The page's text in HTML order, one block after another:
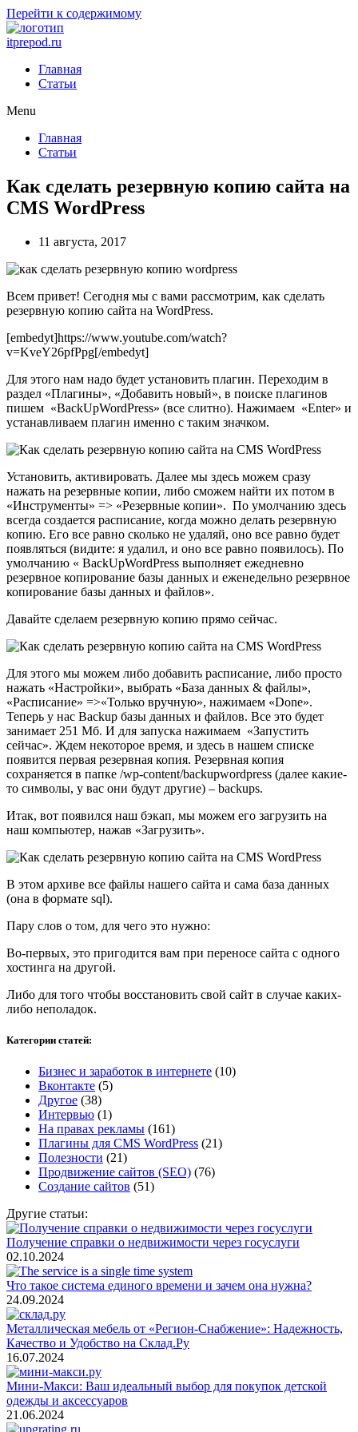
Перейти к содержимому
itprepod.ru
Главная
Статьи
Menu
Главная
Статьи
Как сделать резервную копию сайта на
CMS WordPress
11 августа, 2017
Всем привет! Сегодня мы с вами рассмотрим, как сделать
резервную копию сайта на WordPress.
[embedyt]https://www.youtube.com/watch?
v=KveY26pfPpg[/embedyt]
Для этого нам надо будет установить плагин. Переходим в
раздел «Плагины», «Добавить новый», в поиске плагинов
пишем «BackUpWordPress» (все слитно). Нажимаем «Enter» и
устанавливаем плагин именно с таким значком.
Установить, активировать. Далее мы здесь можем сразу
нажать на резервные копии, либо сможем найти их потом в
«Инструменты» => «Резервные копии». По умолчанию здесь
всегда создается расписание, когда можно делать резервную
копию. Его все равно сколько не удаляй, оно все равно будет
появляться (видите: я удалил, и оно все равно появилось). По
умолчанию « BackUpWordPress выполняет ежедневно
резервное копирование базы данных и еженедельно резервное
копирование базы данных и файлов».
Давайте сделаем резервную копию прямо сейчас.
Для этого мы можем либо добавить расписание, либо просто
нажать «Настройки», выбрать «База данных & файлы»,
«Расписание» =>«Только вручную», нажимаем «Done».
Теперь у нас Backup базы данных и файлов. Все это будет
занимает 251 Мб. И для запуска нажимаем «Запустить
сейчас». Ждем некоторое время, и здесь в нашем списке
появится первая резервная копия. Резервная копия
сохраняется в папке /wp-content/backupwordpress (далее какие-
то символы, у вас они будут другие) – backups.
Итак, вот появился наш бэкап, мы можем его загрузить на
наш компьютер, нажав «Загрузить».
В этом архиве все файлы нашего сайта и сама база данных
(она в формате sql).
Пару слов о том, для чего это нужно:
Во-первых, это пригодится вам при переносе сайта с одного
хостинга на другой.
Либо для того чтобы восстановить свой сайт в случае каких-
либо неполадок.
Категории статей:
Бизнес и заработок в интернете (10)
Вконтакте (5)
Другое (38)
Интервью (1)
На правах рекламы (161)
Плагины для CMS WordPress (21)
Полезности (21)
Продвижение сайтов (SEO) (76)
Создание сайтов (51)
Другие статьи:
Получение справки о недвижимости через госуслуги
02.10.2024
Что такое система единого времени и зачем она нужна?
24.09.2024
Металлическая мебель от «Регион-Снабжение»: Надежность,
Качество и Удобство на Склад.Ру
16.07.2024
Мини-Макси: Ваш идеальный выбор для покупок детской
одежды и аксессуаров
21.06.2024